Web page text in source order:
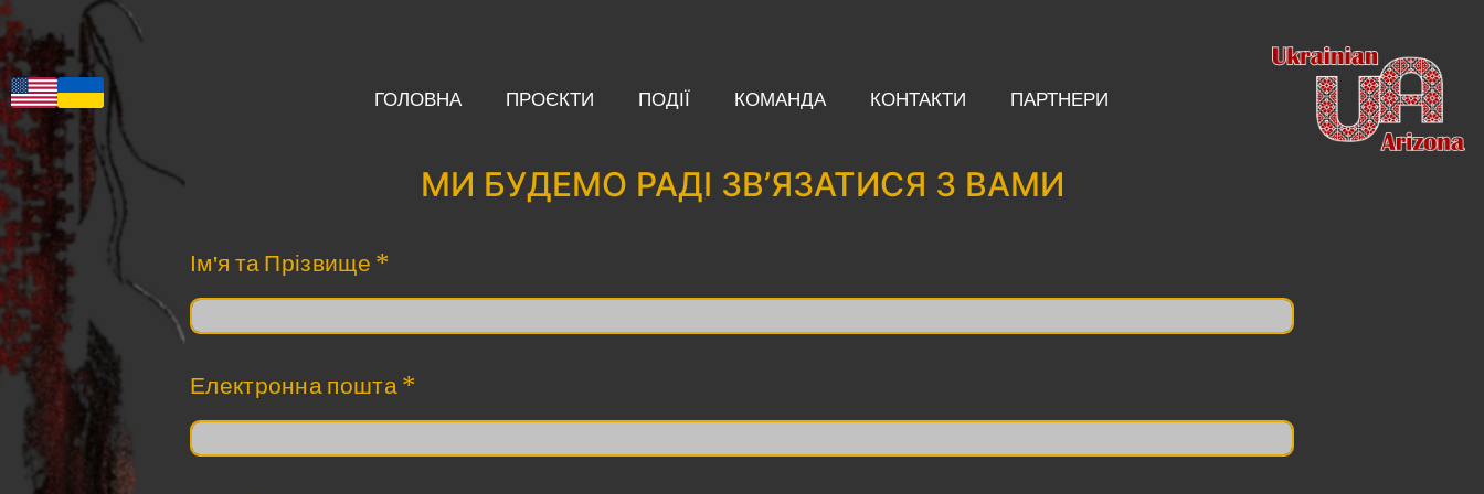
ГОЛОВНА ПРОЄКТИ ПОДІЇ КОМАНДА КОНТАКТИ ПАРТНЕРИ
МИ БУДЕМО РАДІ ЗВ’ЯЗАТИСЯ З ВАМИ
Ім'я та Прізвище *
Електронна пошта*